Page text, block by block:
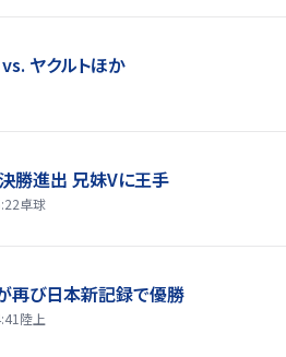
vs. ヤクルトほか
勝進出 兄妹Vに王手
卓球
再び日本新記録で優勝
陸上